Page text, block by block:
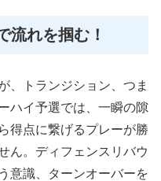
流れを掴む！
、トランジション、つま
ハイ予選では、一瞬の隙
得点に繋げるプレーが勝
ん。ディフェンスリバウ
意識、ターンオーバーを